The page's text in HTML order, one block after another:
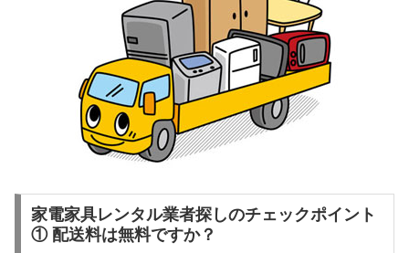
家電家具レンタル業者探しのチェックポイント
① 配送料は無料ですか？